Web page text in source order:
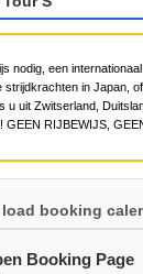
nodig, een
in Japan,
u uit Zwitserland,
GEEN RIJBEWIJS,
booking
Booking Page